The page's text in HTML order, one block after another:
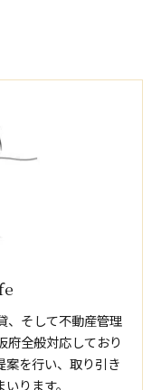
、そして不動産管理
府全般対応しており
案を行い、取り引き
ります。